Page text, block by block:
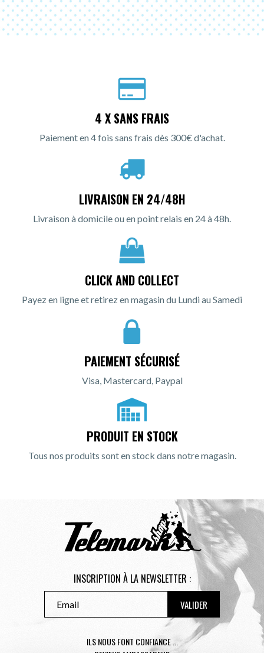
4 X SANS FRAIS
Paiement en 4 fois sans frais dès 300€ d'achat.
LIVRAISON EN 24/48H
Livraison à domicile ou en point relais en 24 à 48h.
CLICK AND COLLECT
Payez en ligne et retirez en magasin du Lundi au Samedi
PAIEMENT SÉCURISÉ
Visa, Mastercard, Paypal
PRODUIT EN STOCK
Tous nos produits sont en stock dans notre magasin.
INSCRIPTION À LA NEWSLETTER :
ILS NOUS FONT CONFIANCE ...